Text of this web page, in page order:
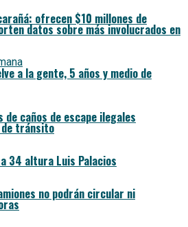
ofrecen $10 millones de
datos sobre más involucrados en
a la gente, 5 años y medio de
caños de escape ilegales
tránsito
34 altura Luis Palacios
no podrán circular ni